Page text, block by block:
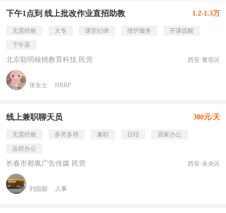
下午1点到 线上批改作业直招助教 1.2-1.3万
无需经验 大专 课堂纪律 维护服务
开课提醒
下午茶
北京聪明核桃教育科技 民营 西安·雁塔区
张女士 HRBP
线上兼职聊天员 300元/天
无需经验 多劳多得 兼职 日结
居家办公
远程办公
长春市都胤广告传媒 民营 西安·未央区
刘国都 人事